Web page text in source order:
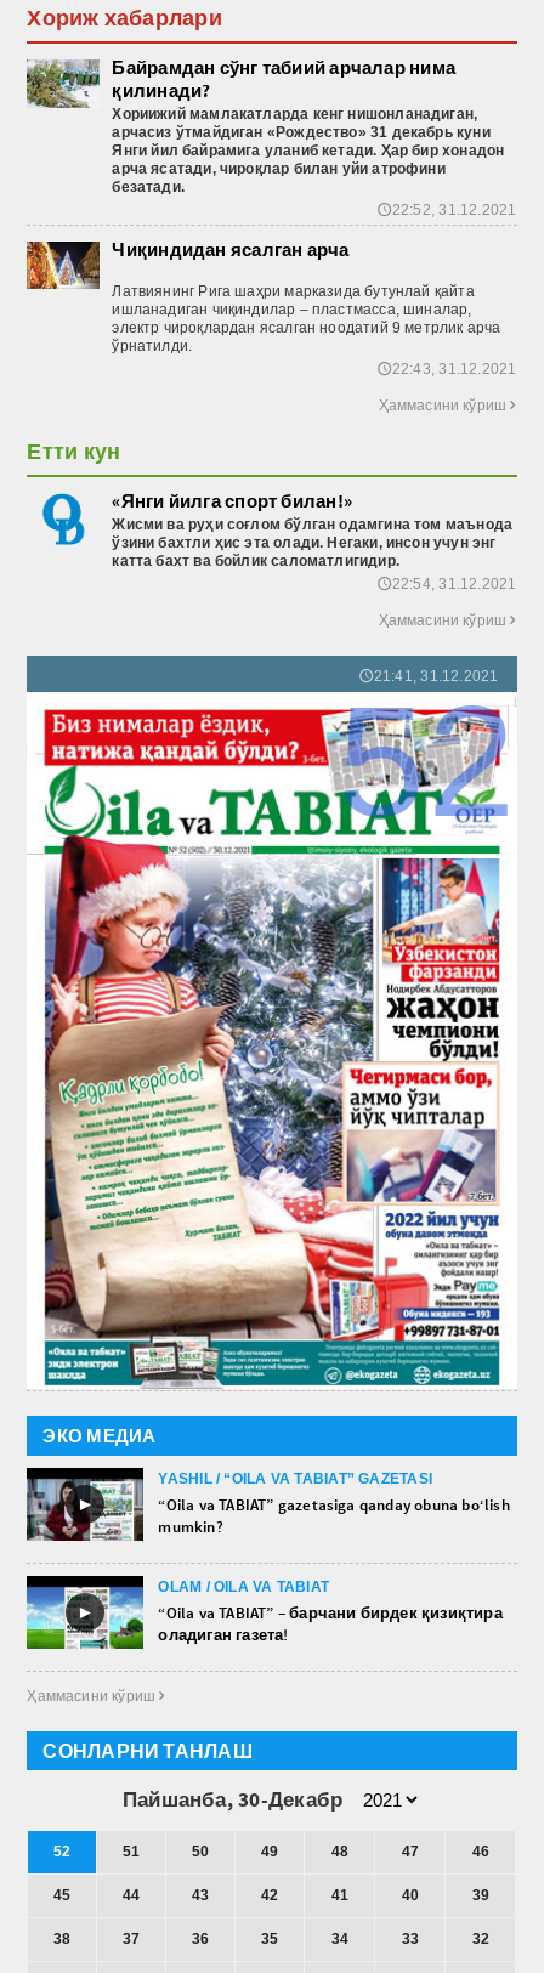
Хориж хабарлари
Байрамдан сўнг табиий арчалар нима
қилинади?
Хориижиймамлакатларда кенг нишонланадиган,
арчасиз ўтмайдиган «Рождество» 31 декабрькуни
Янги йил байрамига уланибкетади. Ҳар бир хонадон
арча ясатади, чироқлар билан уйи атрофини
безатади.
🕔22:52, 31.12.2021
Чиқиндидан ясалган арча
Латвиянинг Рига шаҳри марказида бутунлай қайта
ишланадиган чиқиндилар – пластмасса, шиналар,
электр чироқлардан ясалган ноодатий 9 метрлик арча
ўрнатилди.
🕔22:43, 31.12.2021
Ҳаммасини кўриш
Етти кун
«Янги йилга спорт билан!»
Жисми ва руҳи соғлом бўлган одамгина том маънода
ўзини бахтли ҳис эта олади. Негаки, инсон учун энг
катта бахт ва бойлик саломатлигидир.
🕔22:54, 31.12.2021
Ҳаммасини кўриш
🕔21:41, 31.12.2021
52
ЭКО МЕДИА
►
YASHIL / “OILA VA TABIAT” GAZETASI
“Oila va TABIAT” gazetasiga qanday obuna bo‘lish
mumkin?
►
OLAM / OILA VA TABIAT
“Oila va TABIAT” – барчани бирдек қизиқтира
оладиган газета!
Ҳаммасини кўриш 
СОНЛАРНИ ТАНЛАШ
Пайшанба, 30-Декабр
52 51 50 49 48 47 46
45 44 43 42 41 40 39
38 37 36 35 34 33 32